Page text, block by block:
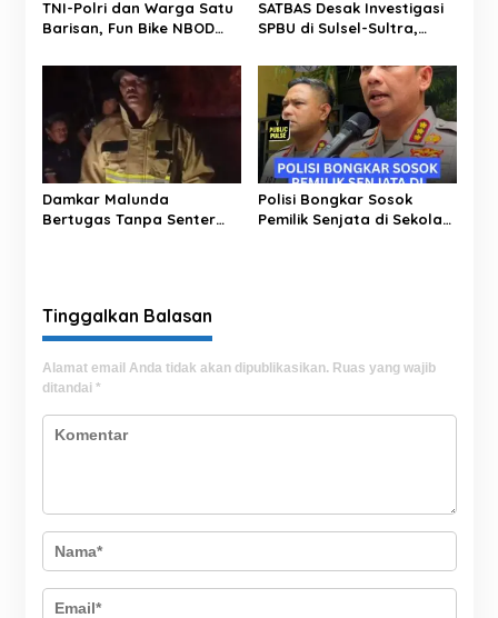
s
TNI-Polri dan Warga Satu
Barisan, Fun Bike NBOD
Kebersamaan
SATBAS Desak Investigasi
SPBU di Sulsel-Sultra,
Pelayanan hingga
Kesejahteraan Karyawan
Damkar Malunda
Bertugas Tanpa Senter
Polisi Bongkar Sosok
Pemilik Senjata di Sekolah
Tinggalkan Balasan
Alamat email Anda tidak akan dipublikasikan. Ruas yang wajib
ditandai *